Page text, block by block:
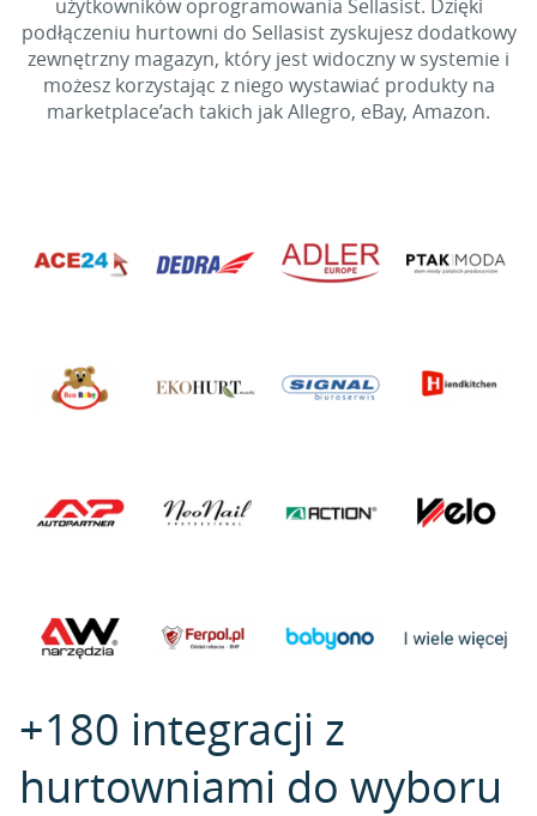
użytkowników oprogramowania Sellasist. Dzięki
podłączeniu hurtowni do Sellasist zyskujesz dodatkowy
zewnętrzny magazyn, który jest widoczny w systemie i
możesz korzystając z niego wystawiać produkty na
marketplace’ach takich jak Allegro, eBay, Amazon.
+180 integracji z
hurtowniami do wyboru